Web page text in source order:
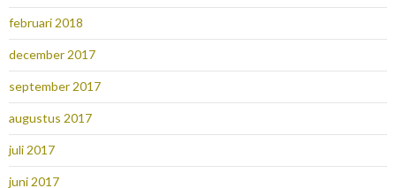
februari 2018
december 2017
september 2017
augustus 2017
juli 2017
juni 2017